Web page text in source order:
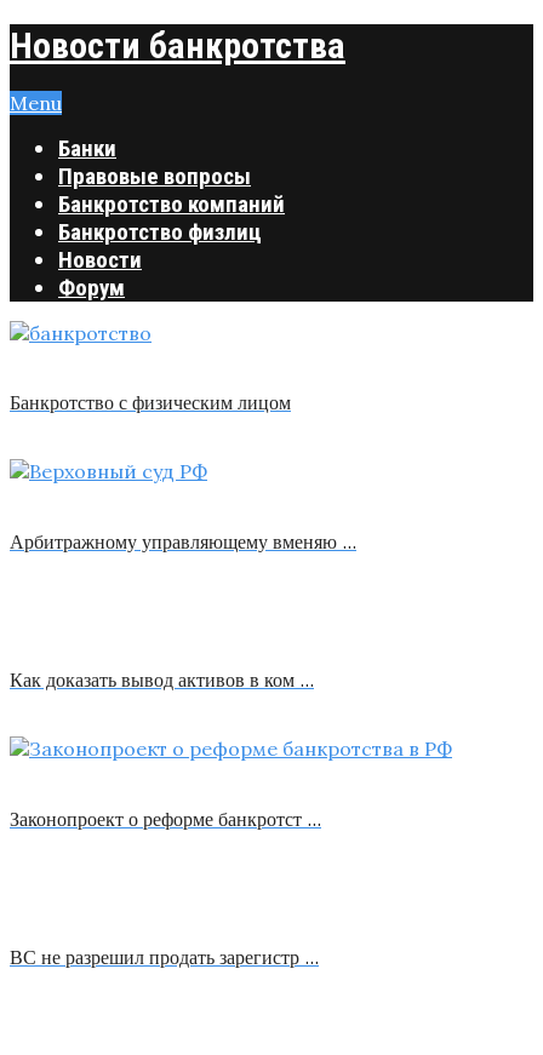
Новости банкротства
Menu
Банки
Правовые вопросы
Банкротство компаний
Банкротство физлиц
Новости
Форум
Банкротство с физическим лицом
Арбитражному управляющему вменяю …
Как доказать вывод активов в ком …
Законопроект о реформе банкротст …
ВС не разрешил продать зарегистр …